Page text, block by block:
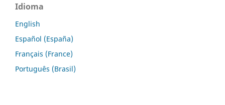
Idioma
English
Español (España)
Français (France)
Português (Brasil)